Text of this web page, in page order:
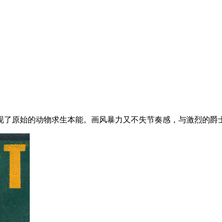
原始的动物求生本能。画风暴力又不失节奏感，与激烈的爵